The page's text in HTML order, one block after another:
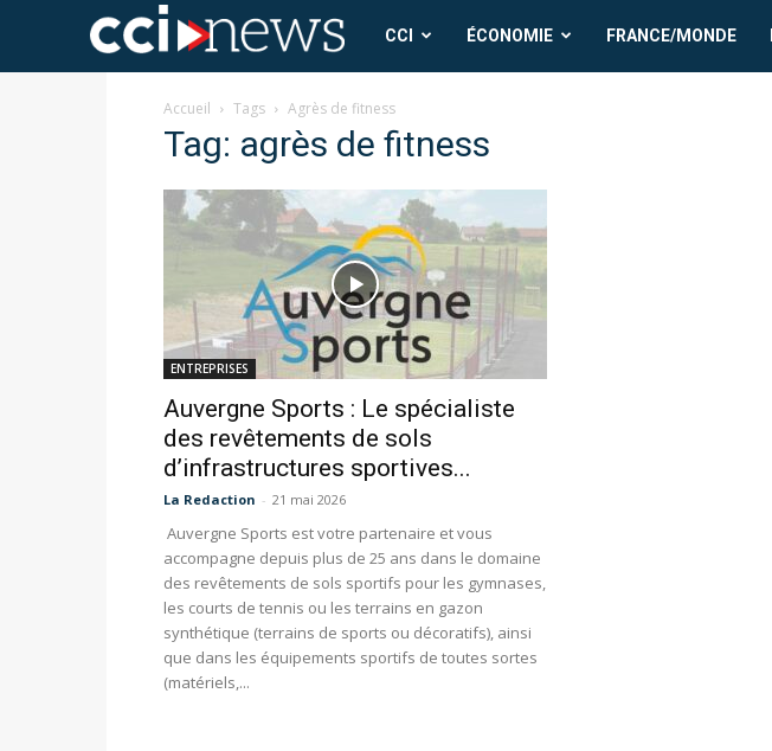
CCI
News
CCI ÉCONOMIE FRANCE/MONDE
Accueil Tags Agrès de fitness
Tag: agrès de fitness
ENTREPRISES
Auvergne Sports : Le spécialiste
des revêtements de sols
d’infrastructures sportives...
La Redaction - 21 mai 2026
Auvergne Sports est votre partenaire et vous
accompagne depuis plus de 25 ans dans le domaine
des revêtements de sols sportifs pour les gymnases,
les courts de tennis ou les terrains en gazon
synthétique (terrains de sports ou décoratifs), ainsi
que dans les équipements sportifs de toutes sortes
(matériels,...